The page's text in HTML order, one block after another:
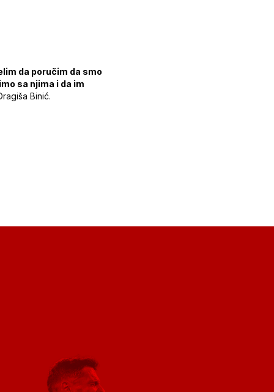
da poručim da smo
sa njima i da im
Binić.